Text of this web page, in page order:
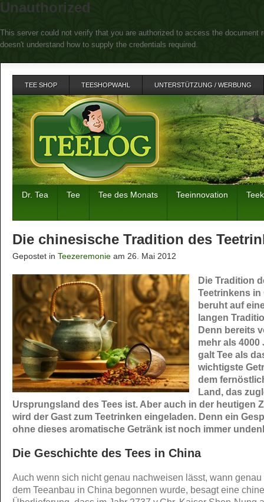
Unauthorized
This server could not verify that you are authorized to access the
doesn't understand how to supply the credentials required.
TEE SHOP TEESHOPWAHL UNTERSTÜTZUNG / WERBUNG
Dr. Tea Tee Tee des Monats Teeinnovation
Die chinesische Tradition des
Gepostet in Teezeremonie am 26. Mai 2012
Die Tradition
Teetrinkens in
beruht auf
langen
Denn bereits
mehr als 4000
galt Tee als
wichtigste
dem
Land, das
Ursprungsland des Tees ist. Aber auch in der heutigen
wird der Gast zum Teetrinken eingeladen. Denn ein
ohne dieses aromatische Getränk ist noch immer
Die Geschichte des Tees in China
Auch wenn sich nicht genau nachweisen lässt, wann genau
dem Teeanbau in China begonnen wurde, besagt eine